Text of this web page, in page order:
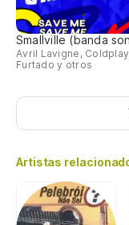
Smallville (banda
Avril Lavigne,
Furtado y otros
Artistas